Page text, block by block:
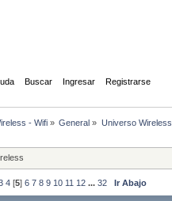
Buscar Ingresar Registrarse
- Wifi» General » Universo Wireless
4[5] 6 7 8 9 10 11 12 ... 32 Ir Abajo